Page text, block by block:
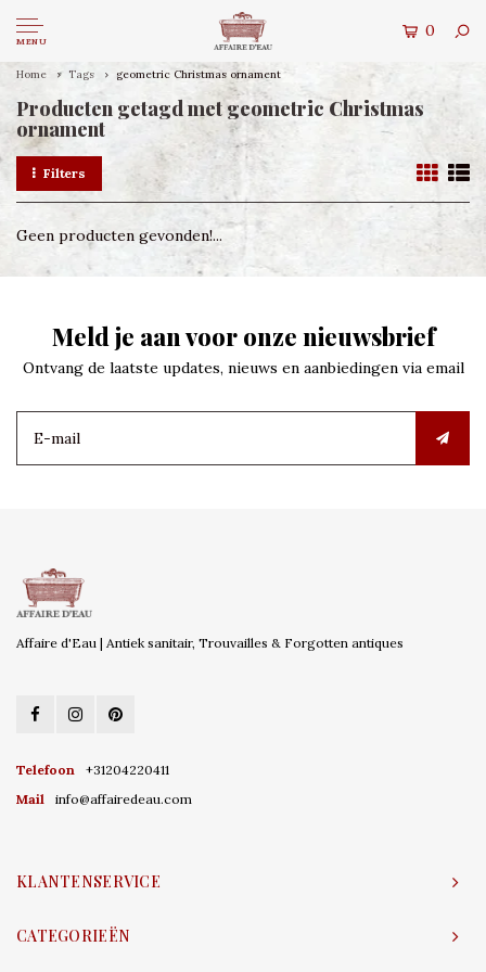
MENU
0
Home Tags geometric Christmas ornament
Producten getagd met geometric Christmas
ornament
Filters
Geen producten gevonden!...
Meld je aan voor onze nieuwsbrief
Ontvang de laatste updates, nieuws en aanbiedingen via email
Affaire d'Eau | Antiek sanitair, Trouvailles & Forgotten antiques
Telefoon
+31204220411
Mail
info@affairedeau.com
KLANTENSERVICE
CATEGORIEËN